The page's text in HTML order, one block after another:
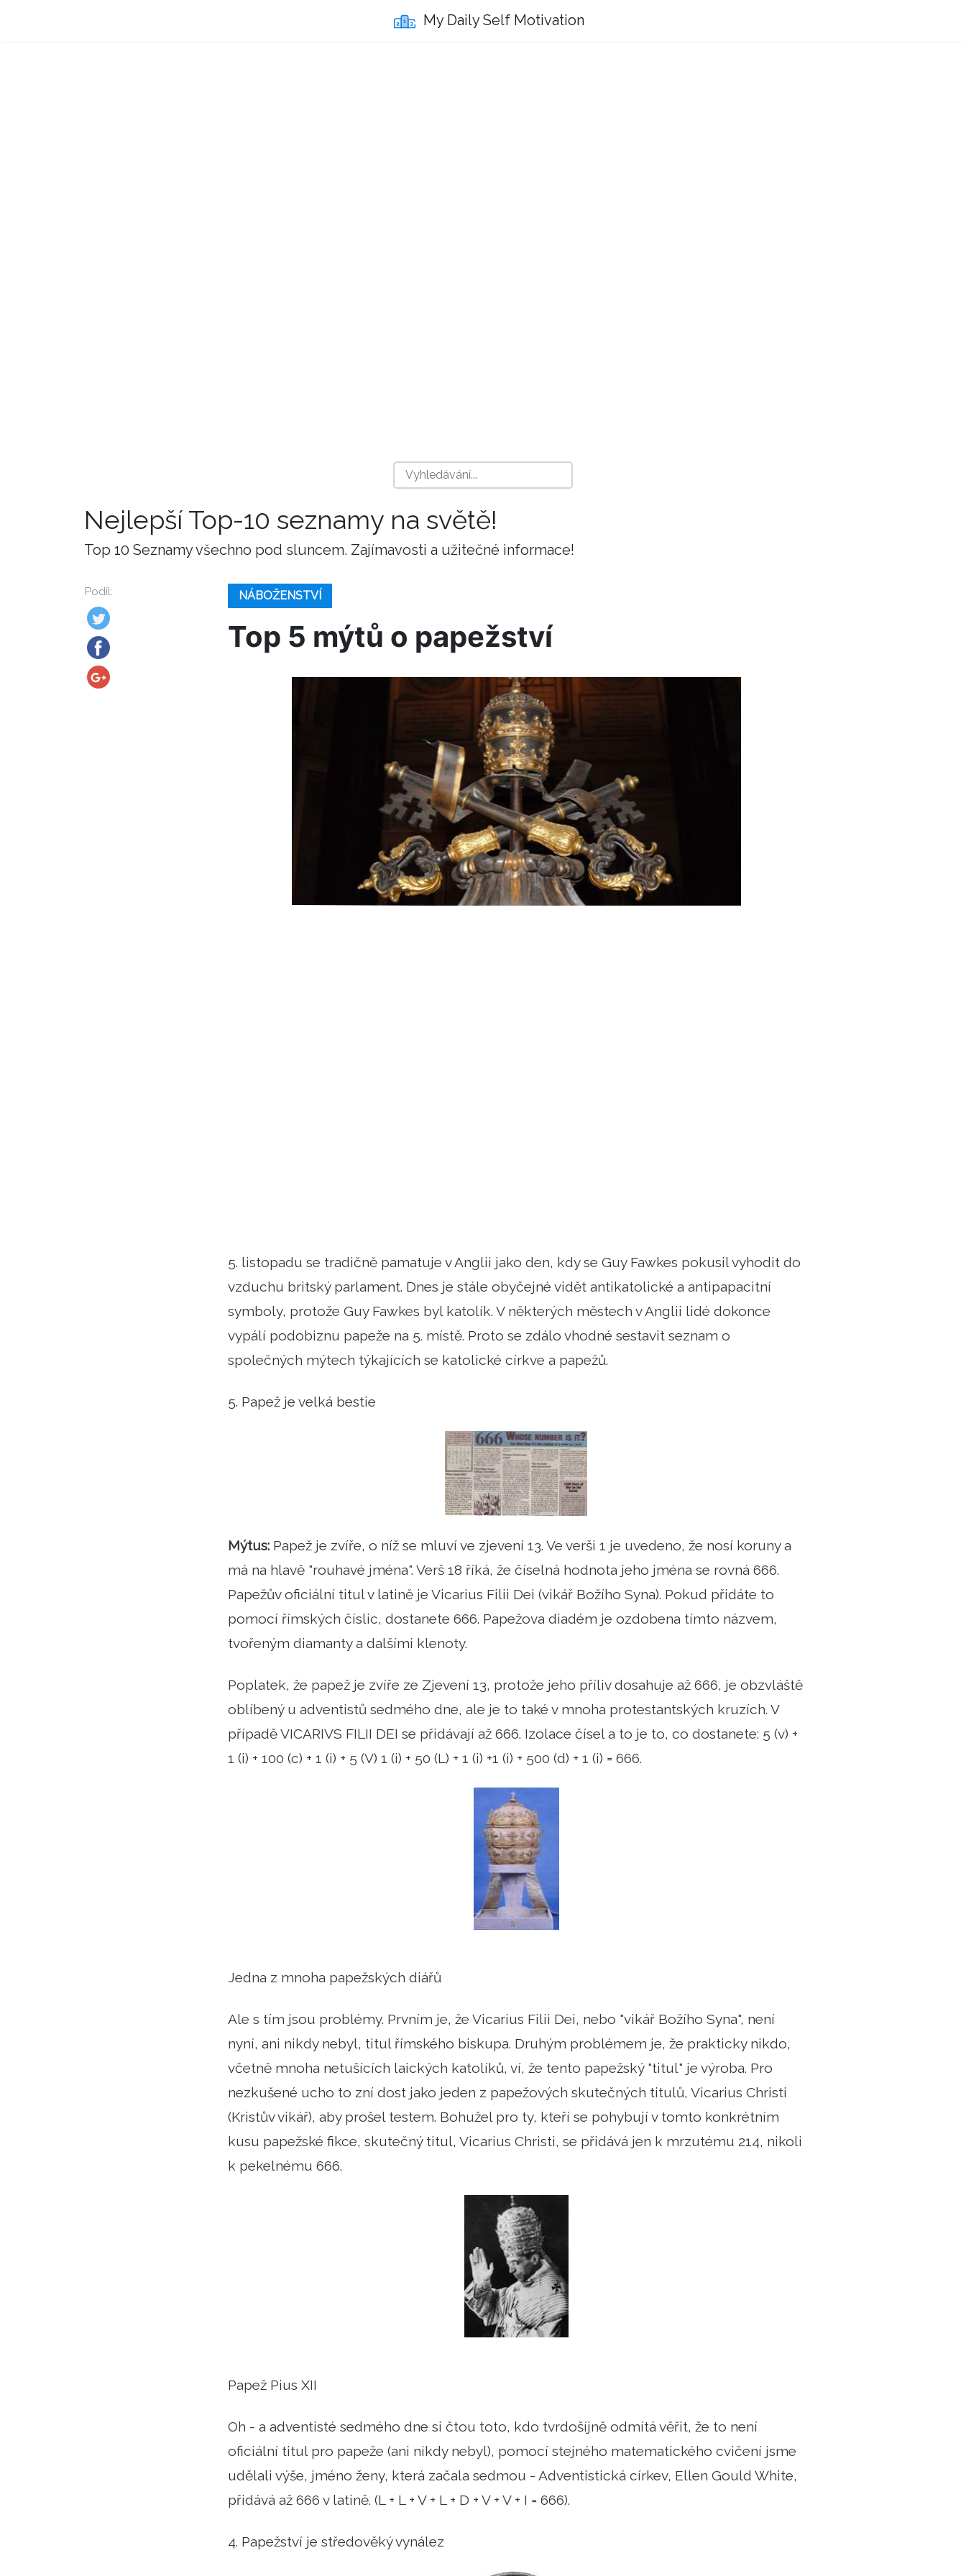
My Daily Self Motivation
Nejlepší Top-10 seznamy na světě!
Top 10 Seznamy všechno pod sluncem. Zajímavosti a užitečné informace!
Podíl: NÁBOŽENSTVÍ
Top 5 mýtů o papežství
5. listopadu se tradičně pamatuje v Anglii jako den, kdy se Guy Fawkes pokusil vyhodit do
vzduchu britský parlament. Dnes je stále obyčejné vidět antikatolické a antipapacitní
symboly, protože Guy Fawkes byl katolík. V některých městech v Anglii lidé dokonce
vypálí podobiznu papeže na 5. místě. Proto se zdálo vhodné sestavit seznam o
společných mýtech týkajících se katolické církve a papežů.
5. Papež je velká bestie
Mýtus: Papež je zvíře, o níž se mluví ve zjevení 13. Ve verši 1 je uvedeno, že nosí koruny a
má na hlavě "rouhavé jména". Verš 18 říká, že číselná hodnota jeho jména se rovná 666.
Papežův oficiální titul v latině je Vicarius Filii Dei (vikář Božího Syna). Pokud přidáte to
pomocí římských číslic, dostanete 666. Papežova diadém je ozdobena tímto názvem,
tvořeným diamanty a dalšími klenoty.
Poplatek, že papež je zvíře ze Zjevení 13, protože jeho příliv dosahuje až 666, je obzvláště
oblíbený u adventistů sedmého dne, ale je to také v mnoha protestantských kruzích. V
případě VICARIVS FILII DEI se přidávají až 666. Izolace čísel a to je to, co dostanete: 5 (v) +
1 (i) + 100 (c) + 1 (i) + 5 (V) 1 (i) + 50 (L) + 1 (i) +1 (i) + 500 (d) + 1 (i) = 666.
Jedna z mnoha papežských diářů
Ale s tím jsou problémy. Prvním je, že Vicarius Filii Dei, nebo "vikář Božího Syna", není
nyní, ani nikdy nebyl, titul římského biskupa. Druhým problémem je, že prakticky nikdo,
včetně mnoha netušících laických katolíků, ví, že tento papežský "titul" je výroba. Pro
nezkušené ucho to zní dost jako jeden z papežových skutečných titulů, Vicarius Christi
(Kristův vikář), aby prošel testem. Bohužel pro ty, kteří se pohybují v tomto konkrétním
kusu papežské fikce, skutečný titul, Vicarius Christi, se přidává jen k mrzutému 214, nikoli
k pekelnému 666.
Papež Pius XII
Oh - a adventisté sedmého dne si čtou toto, kdo tvrdošíjně odmítá věřit, že to není
oficiální titul pro papeže (ani nikdy nebyl), pomocí stejného matematického cvičení jsme
udělali výše, jméno ženy, která začala sedmou - Adventistická církev, Ellen Gould White,
přidává až 666 v latině. (L + L + V + L + D + V + V + I = 666).
4. Papežství je středověký vynález